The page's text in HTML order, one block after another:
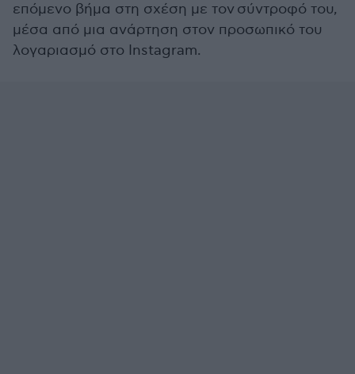
επόμενο βήμα στη σχέση με τον σύντροφό του,
μέσα από μια ανάρτηση στον προσωπικό του
λογαριασμό στο Instagram.